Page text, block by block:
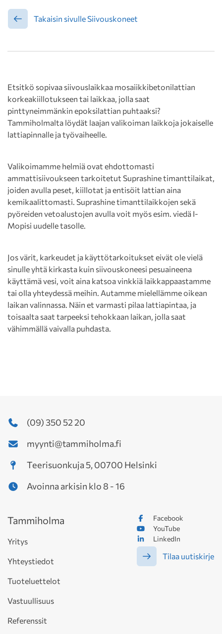
Takaisin sivulle Siivouskoneet
Etsitkö sopivaa siivouslaikkaa mosaiikkibetonilattian
korkeakiillotukseen tai laikkaa, jolla saat
pinttyneimmänkin epoksilattian puhtaaksi?
Tammiholmalta löydät laajan valikoiman laikkoja jokaiselle
lattiapinnalle ja työvaiheelle.
Valikoimamme helmiä ovat ehdottomasti
ammattisiivoukseen tarkoitetut Suprashine timanttilaikat,
joiden avulla peset, kiillotat ja entisöit lattian aina
kemikaalittomasti. Suprashine timanttilaikkojen sekä
pyöreiden vetoalustojen avulla voit myös esim. viedä I-
Mopisi uudelle tasolle.
Jos värit, karkeudet ja käyttötarkoitukset eivät ole vielä
sinulle yhtä kirkasta kuin siivouskoneesi pesuaineena
käyttämä vesi, voit aina katsoa vinkkiä laikkappaastamme
tai olla yhteydessä meihin. Autamme mielellämme oikean
laikan valinnassa. Näin et varmasti pilaa lattiapintaa, ja
toisaalta saat tarpeeksi tehokkaan laikan, jolla saat
vähimmällä vaivalla puhdasta.
(09) 350 52 20
myynti@tammiholma.fi
Teerisuonkuja 5, 00700 Helsinki
Avoinna arkisin klo 8 - 16
Facebook
YouTube
LinkedIn
Tilaa uutiskirje
Tammiholma
Yritys
Yhteystiedot
Tuoteluettelot
Vastuullisuus
Referenssit